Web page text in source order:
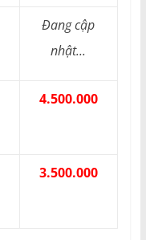
Đang cập
nhật...
4.500.000
3.500.000